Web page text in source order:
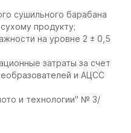
сушильного барабана
продукту;
на уровне 2 ± 0,5
затраты за счет
и АЦСС
и технологии" № 3/